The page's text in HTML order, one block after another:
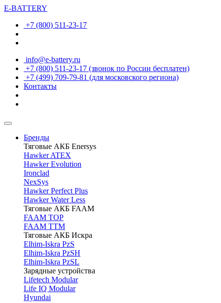
E-BATTERY
+7 (800) 511-23-17
info@e-battery.ru
+7 (800) 511-23-17 (звонок по России бесплатен)
+7 (499) 709-79-81 (для московского региона)
Контакты
Бренды
Тяговые АКБ Enersys
Hawker ATEX
Hawker Evolution
Ironclad
NexSys
Hawker Perfect Plus
Hawker Water Less
Тяговые АКБ FAAM
FAAM TOP
FAAM TTM
Тяговые АКБ Искра
Elhim-Iskra PzS
Elhim-Iskra PzSH
Elhim-Iskra PzSL
Зарядные устройства
Lifetech Modular
Life IQ Modular
Hyundai